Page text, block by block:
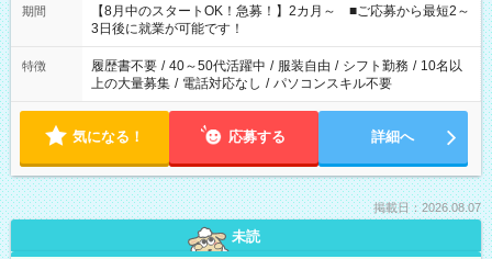
「できれば残業はしたくない」 など、ご希望を教えてください
ね。 ※Wワーク希望の方へ 今ご覧のお仕事で希望する勤務時間
と、もう1つのお仕事の勤務時間。 合計で週40時間を超える場
合は応募できません。
期間
【8月中のスタートOK！急募！】2カ月～ ■ご応募から最短2～
3日後に就業が可能です！
特徴 履歴書不要 / 40～50代活躍中 / 服装自由 / シフト勤務 / 10名以
上の大量募集 / 電話対応なし / パソコンスキル不要
気になる！ 応募する 詳細へ
掲載日：2026.08.07
未読